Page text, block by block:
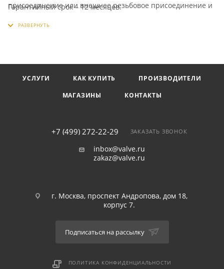
присоединение или внешнее резьбовое присоединение и
температуре рабочей среды 95оС. В линейке шаровых
Гарантийный срок – 12 месяцев.
УСЛУГИ КАК КУПИТЬ
ПРОИЗВОДИТЕЛИ
МАГАЗИНЫ
КОНТАКТЫ
+7 (499) 272-22-29 ЗАКАЗАТЬ ЗВОНОК
inbox@valve.ru
zakaz@valve.ru
г. Москва, проспект Андропова, дом 18,
корпус 7.
Подписаться на рассылку
ПОЛИТИКА КОНФИДЕНЦИАЛЬНОСТИ